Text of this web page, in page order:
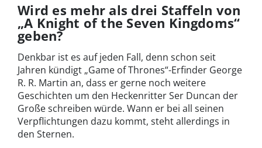
Wird es mehr als drei Staffeln von
„A Knight of the Seven Kingdoms“
geben?
Denkbar ist es auf jeden Fall, denn schon seit
Jahren kündigt „Game of Thrones“-Erfinder George
R. R. Martin an, dass er gerne noch weitere
Geschichten um den Heckenritter Ser Duncan der
Große schreiben würde. Wann er bei all seinen
Verpflichtungen dazu kommt, steht allerdings in
den Sternen.